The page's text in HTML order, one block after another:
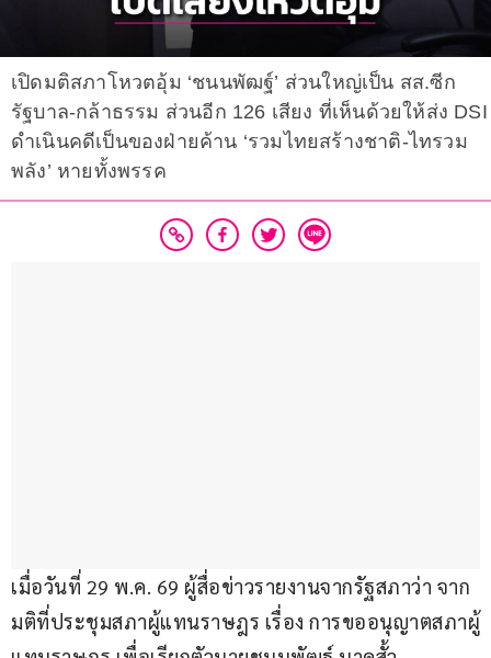
เปิดมติสภาโหวตอุ้ม ‘ชนนพัฒฐ์’ ส่วนใหญ่เป็น สส.ซีก
รัฐบาล-กล้าธรรม ส่วนอีก 126 เสียง ที่เห็นด้วยให้ส่ง DSI
ดำเนินคดีเป็นของฝ่ายค้าน ‘รวมไทยสร้างชาติ-ไทรวม
พลัง’ หายทั้งพรรค
เมื่อวันที่ 29 พ.ค. 69 ผู้สื่อข่าวรายงานจากรัฐสภาว่า จาก
มติที่ประชุมสภาผู้แทนราษฎร เรื่อง การขออนุญาตสภาผู้